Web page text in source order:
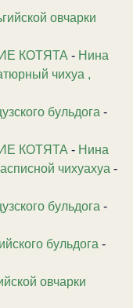
овчарки
КОТЯТА - Нина
чихуа ,
бульдога -
КОТЯТА - Нина
чихуахуа -
бульдога -
бульдога -
овчарки